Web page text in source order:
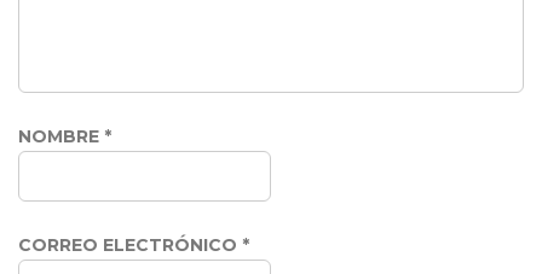
NOMBRE *
CORREO ELECTRÓNICO *